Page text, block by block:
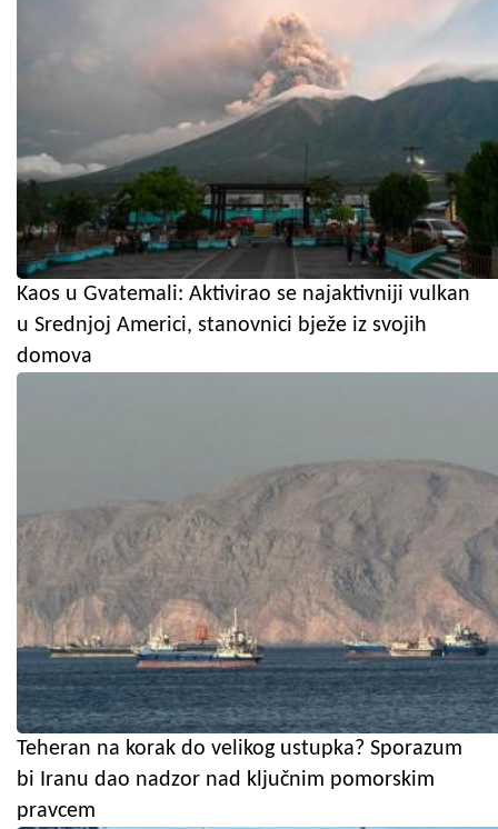
Kaos u Gvatemali: Aktivirao se najaktivniji vulkan
u Srednjoj Americi, stanovnici bježe iz svojih
domova
Teheran na korak do velikog ustupka? Sporazum
bi Iranu dao nadzor nad ključnim pomorskim
pravcem